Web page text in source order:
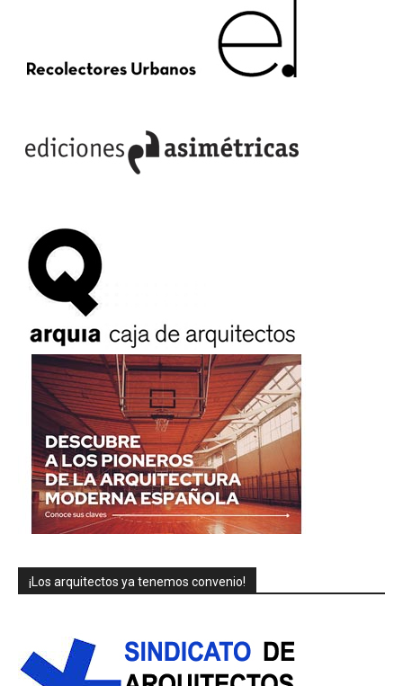
¡Los arquitectos ya tenemos convenio!